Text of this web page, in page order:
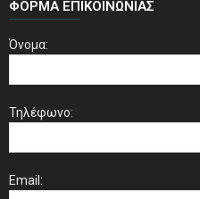
ΦΌΡΜΑ ΕΠΙΚΟΙΝΩΝΊΑΣ
Όνομα:
Τηλέφωνο:
Email: